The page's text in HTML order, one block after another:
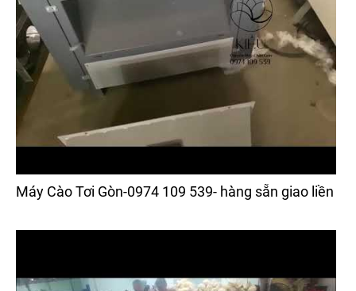
Máy Cào Tơi Gòn-0974 109 539- hàng sẵn giao liền